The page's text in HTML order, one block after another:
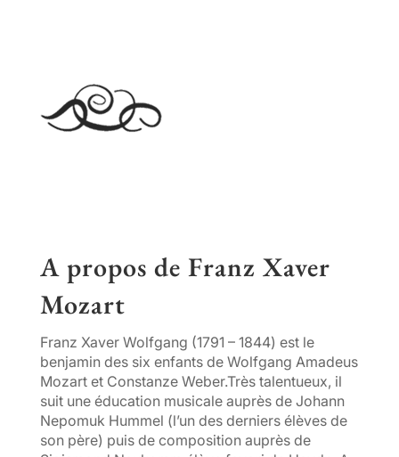
A propos de Franz Xaver
Mozart
Franz Xaver Wolfgang (1791 – 1844) est le
benjamin des six enfants de Wolfgang Amadeus
Mozart et Constanze Weber.Très talentueux, il
suit une éducation musicale auprès de Johann
Nepomuk Hummel (l’un des derniers élèves de
son père) puis de composition auprès de